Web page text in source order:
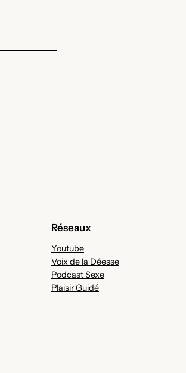
Réseaux
Youtube
Voix de la Déesse
Podcast Sexe
Plaisir Guidé